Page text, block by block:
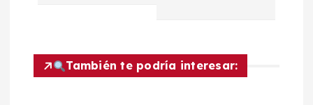
ó
n
También te podría interesar: